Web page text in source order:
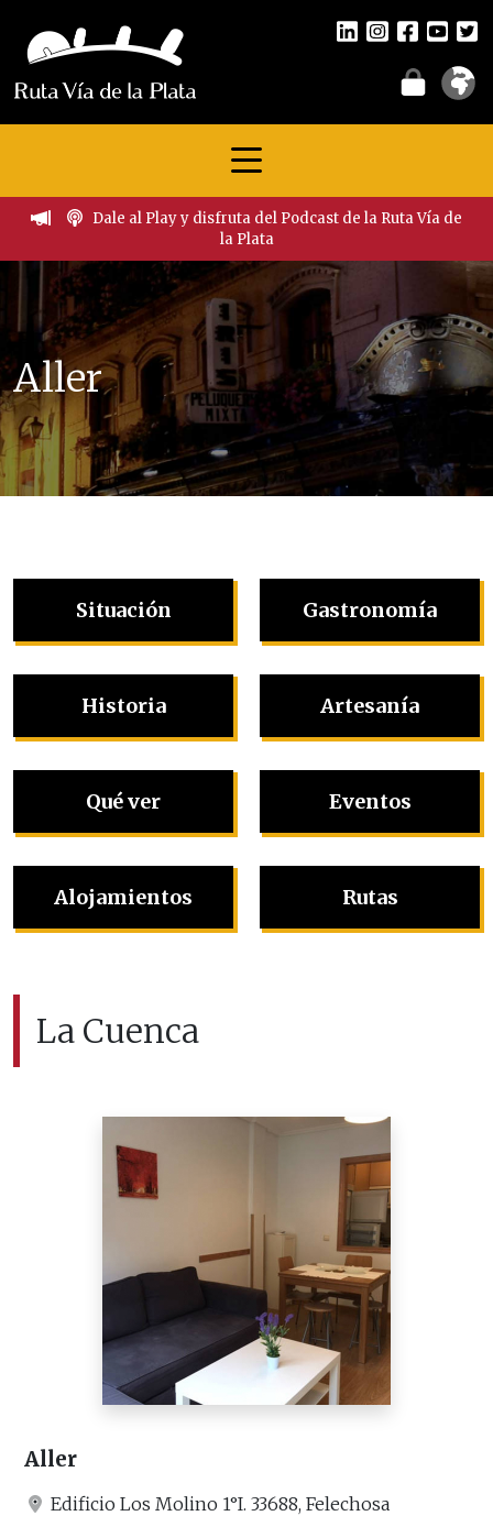
Dale al Play y disfruta del Podcast de la Ruta Vía de
la Plata
Aller
Situación
Historia
Qué ver
Alojamientos
Gastronomía
Artesanía
Eventos
Rutas
La Cuenca
Aller
Edificio Los Molino 1°I. 33688, Felechosa